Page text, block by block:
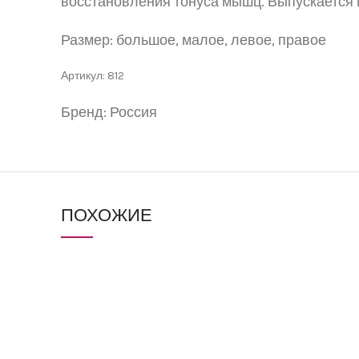
Размер: большое, малое, левое, правое
Артикул: 812
Бренд: Россия
ПОХОЖИЕ